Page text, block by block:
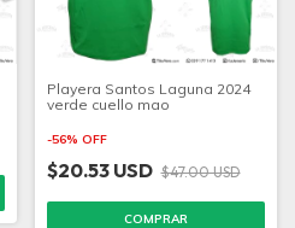
Playera Santos Laguna 2024
verde cuello mao
-56% OFF
$20.53 USD $47.00 USD
COMPRAR